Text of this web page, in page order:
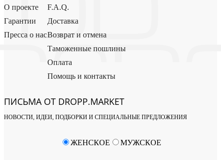
О проекте
Гарантии
Пресса о нас
F.A.Q.
Доставка
Возврат и отмена
Таможенные пошлины
Оплата
Помощь и контакты
ПИСЬМА ОТ DROPP.MARKET
НОВОСТИ, ИДЕИ, ПОДБОРКИ И СПЕЦИАЛЬНЫЕ ПРЕДЛОЖЕНИЯ
ЖЕНСКОЕ МУЖСКОЕ